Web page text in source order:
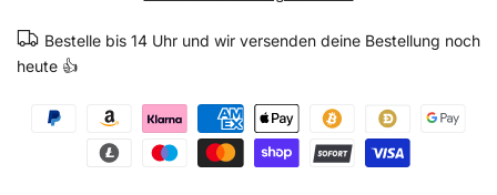
Bestelle bis 14 Uhr und wir versenden deine Bestellung noch
heute 👍